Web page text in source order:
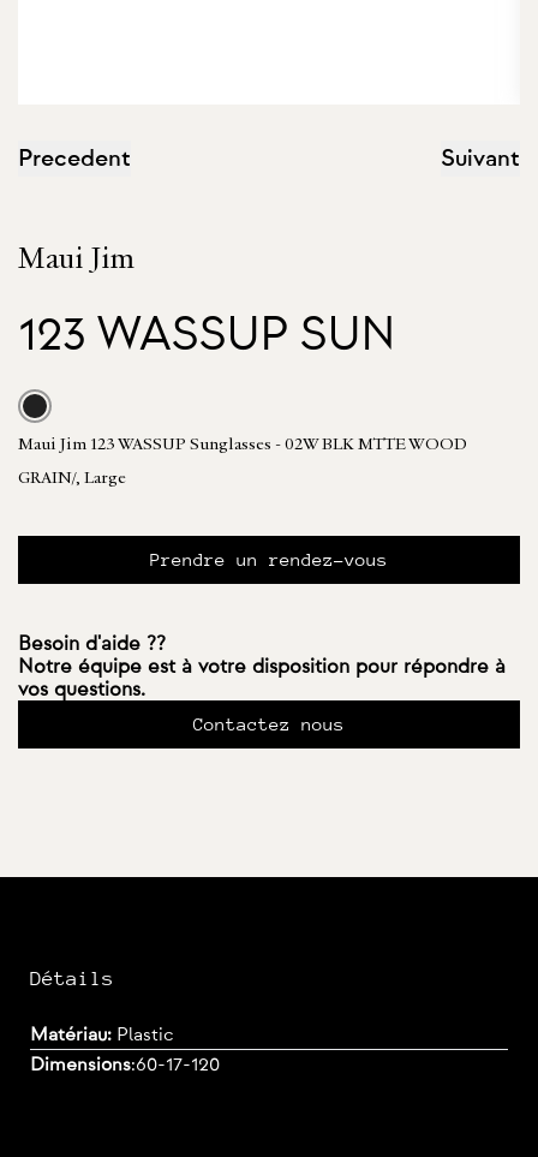
Precedent Suivant
Maui Jim
123 WASSUP SUN
Maui Jim 123 WASSUP Sunglasses - 02W BLK MTTE WOOD
GRAIN/, Large
Prendre un rendez-vous
Besoin d'aide ??
Notre équipe est à votre disposition pour répondre à
vos questions.
Contactez nous
Détails
Matériau: Plastic
Dimensions:60-17-120